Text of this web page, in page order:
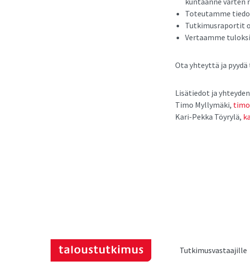
Toteutamme
Tutkimusraportit
Vertaamme
Ota yhteyttä ja
Lisätiedot ja
Timo Myllymäki,
Kari-Pekka Töyrylä,
Tutkimusvastaajille